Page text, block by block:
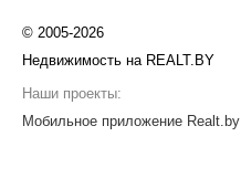
© 2005-2026
Недвижимость на REALT.BY
Наши проекты:
Мобильное приложение Realt.by